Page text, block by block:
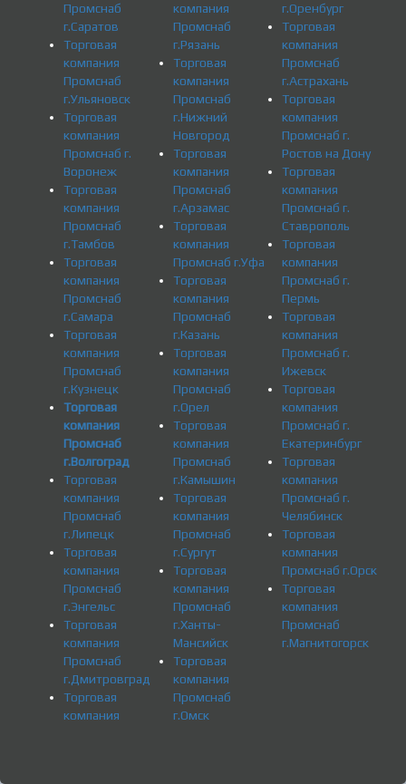
Промснаб
г.Саратов
Торговая
компания
Промснаб
г.Ульяновск
Торговая
компания
Промснаб г.
Воронеж
Торговая
компания
Промснаб
г.Тамбов
Торговая
компания
Промснаб
г.Самара
Торговая
компания
Промснаб
г.Кузнецк
Торговая
компания
Промснаб
г.Волгоград
Торговая
компания
Промснаб
г.Липецк
Торговая
компания
Промснаб
г.Энгельс
Торговая
компания
Промснаб
г.Дмитровград
Торговая
компания
компания
Промснаб
г.Рязань
Торговая
компания
Промснаб
г.Нижний
Новгород
Торговая
компания
Промснаб
г.Арзамас
Торговая
компания
Промснаб г.Уфа
Торговая
компания
Промснаб
г.Казань
Торговая
компания
Промснаб
г.Орел
Торговая
компания
Промснаб
г.Камышин
Торговая
компания
Промснаб
г.Сургут
Торговая
компания
Промснаб
г.Ханты-
Мансийск
Торговая
компания
Промснаб
г.Омск
г.Оренбург
Торговая
компания
Промснаб
г.Астрахань
Торговая
компания
Промснаб г.
Ростов на Дону
Торговая
компания
Промснаб г.
Ставрополь
Торговая
компания
Промснаб г.
Пермь
Торговая
компания
Промснаб г.
Ижевск
Торговая
компания
Промснаб г.
Екатеринбург
Торговая
компания
Промснаб г.
Челябинск
Торговая
компания
Промснаб г.Орск
Торговая
компания
Промснаб
г.Магнитогорск